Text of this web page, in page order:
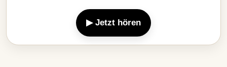
▶ Jetzt hören